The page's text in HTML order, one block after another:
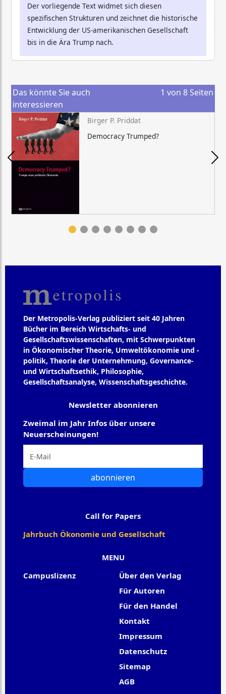
Der vorliegende Text widmet sich diesen
spezifischen Strukturen und zeichnet die historische
Entwicklung der US-amerikanischen Gesellschaft
bis in die Ära Trump nach.
Das könnte Sie auch
interessieren
1 von 8 Seiten
Birger P. Priddat
Democracy Trumped?
Der Metropolis-Verlag publiziert seit 40 Jahren
Bücher im Bereich Wirtschafts- und
Gesellschaftswissenschaften, mit Schwerpunkten
in Ökonomischer Theorie, Umweltökonomie und -
politik, Theorie der Unternehmung, Governance-
und Wirtschaftsethik, Philosophie,
Gesellschaftsanalyse, Wissenschaftsgeschichte.
MENU
Campuslizenz
Über den Verlag
Für Autoren
Für den Handel
Kontakt
Impressum
Datenschutz
Sitemap
AGB
Newsletter abonnieren
Zweimal im Jahr Infos über unsere
Neuerscheinungen!
abonnieren
Call for Papers
Jahrbuch Ökonomie und Gesellschaft